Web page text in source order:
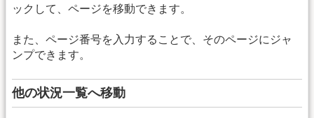
ックして、ページを移動できます。
また、ページ番号を入力することで、そのページにジャ
ンプできます。
他の状況一覧へ移動